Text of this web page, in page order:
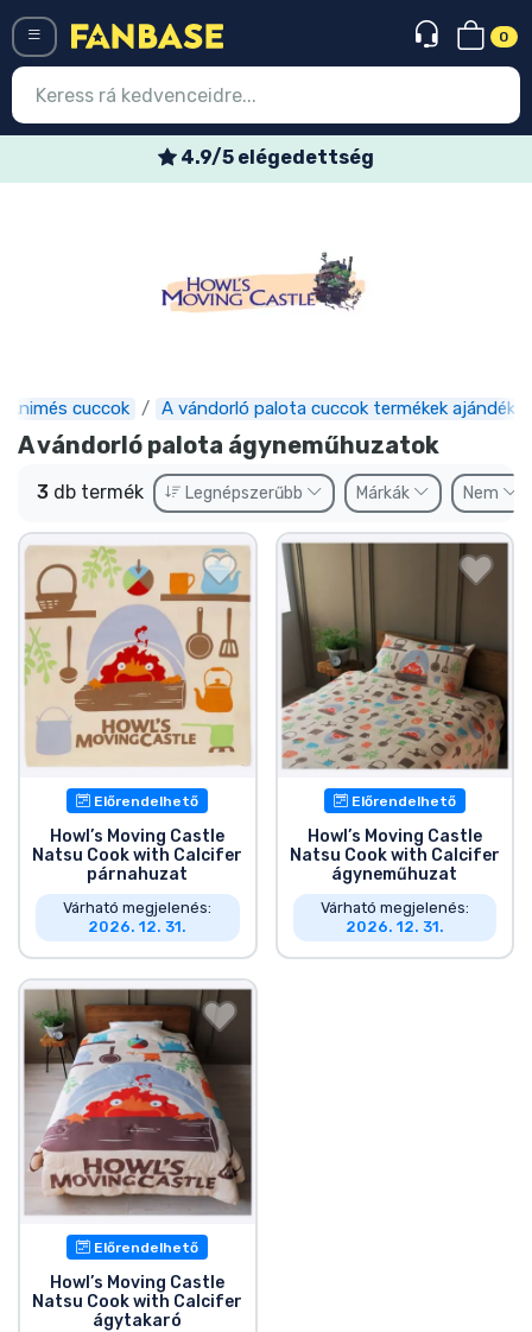
0
4.9/5 elégedettség
Animés cuccok A vándorló palota cuccok termékek
A vándorló palota ágyneműhuzatok
3 db termék Legnépszerűbb Márkák Nem
Előrendelhető
Howl’s Moving Castle
Natsu Cook with Calcifer
párnahuzat
Várható megjelenés:
2026. 12. 31.
Előrendelhető
Howl’s Moving Castle
Natsu Cook with Calcifer
ágyneműhuzat
Várható megjelenés:
2026. 12. 31.
Előrendelhető
Howl’s Moving Castle
Natsu Cook with Calcifer
ágytakaró
Legújabb cuccok
Előrendelhető cuccok
Outlet cuccok
Ajándékkártya
Szállítás és fizetés
Sorozatos cuccok
Filmes cuccok
Mesés cuccok
Animés cuccok
Gamer cuccok
Sportos cuccok
Zenés cuccok
Terméktípusok
Márkák